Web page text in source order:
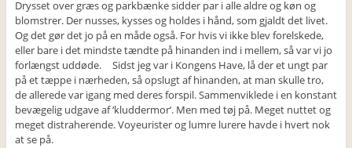
Drysset over græs og parkbænke sidder par i alle aldre og køn og
blomstrer. Der nusses, kysses og holdes i hånd, som gjaldt det livet.
Og det gør det jo på en måde også. For hvis vi ikke blev forelskede,
eller bare i det mindste tændte på hinanden ind i mellem, så var vi jo
forlængst uddøde. Sidst jeg var i Kongens Have, lå der et ungt par
på et tæppe i nærheden, så opslugt af hinanden, at man skulle tro,
de allerede var igang med deres forspil. Sammenviklede i en konstant
bevægelig udgave af ‘kluddermor’. Men med tøj på. Meget nuttet og
meget distraherende. Voyeurister og lumre lurere havde i hvert nok
at se på.